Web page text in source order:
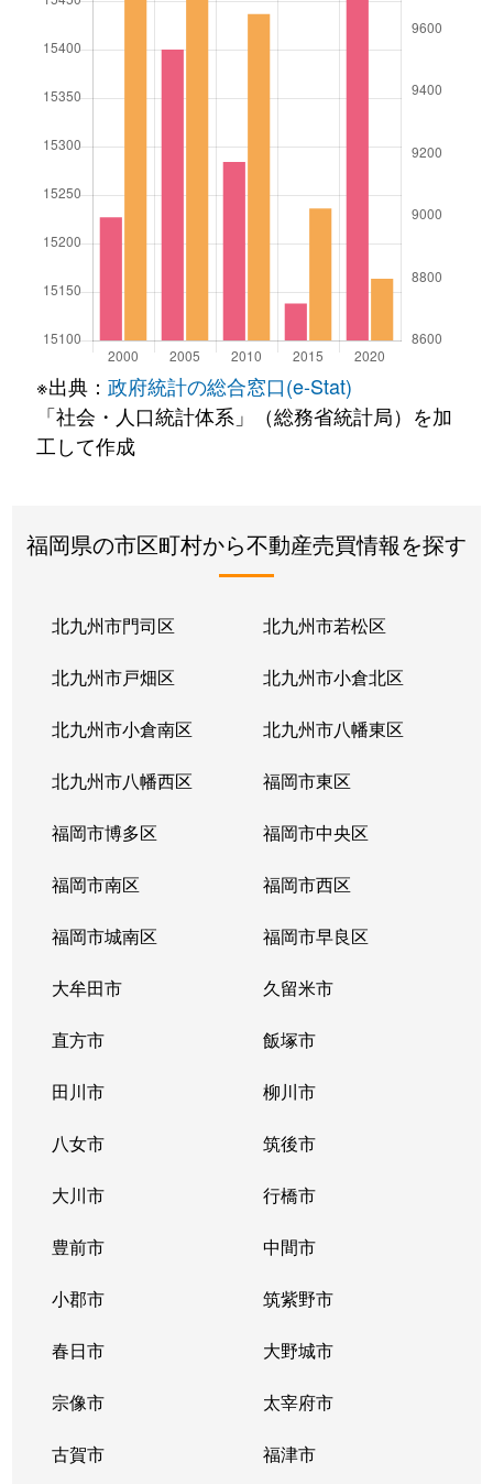
※出典： 政府統計の総合窓口(e-Stat)
「社会・人口統計体系」（総務省統計局）を加
工して作成
福岡県の市区町村から不動産売買情報を探す
北九州市門司区 北九州市若松区
北九州市戸畑区 北九州市小倉北区
北九州市小倉南区 北九州市八幡東区
北九州市八幡西区 福岡市東区
福岡市博多区 福岡市中央区
福岡市南区 福岡市西区
福岡市城南区 福岡市早良区
大牟田市 久留米市
直方市 飯塚市
田川市 柳川市
八女市 筑後市
大川市 行橋市
豊前市 中間市
小郡市 筑紫野市
春日市 大野城市
宗像市 太宰府市
古賀市 福津市